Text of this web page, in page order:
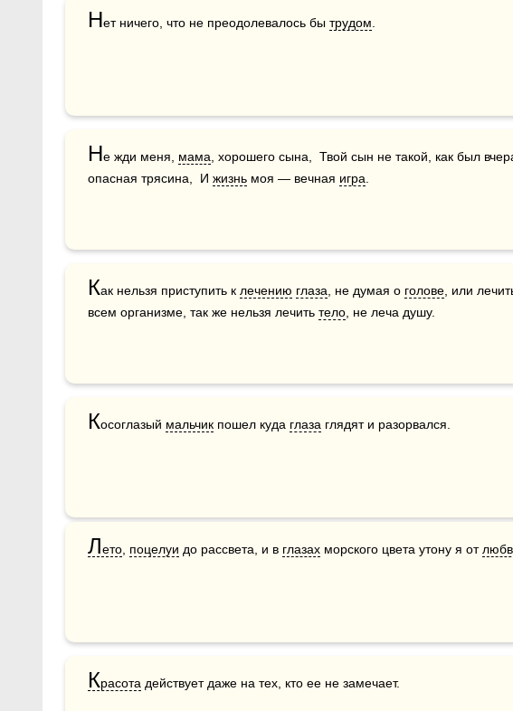
Нет ничего, что не преодолевалось бы трудом
Не жди меня, мама , хорошего сына,  Твой сын не такой, как был
опасная трясина,  И жизнь моя — вечная игра
Как нельзя приступить к лечению глаза , не думая о голове , или
всем организме, так же нельзя лечить тело , не леча душу.
Косоглазый мальчик пошел куда глаза глядят и разорвался.
Лето поцелуи до рассвета, и в глазах морского цвета утону я от
Красота действует даже на тех, кто ее не замечает.